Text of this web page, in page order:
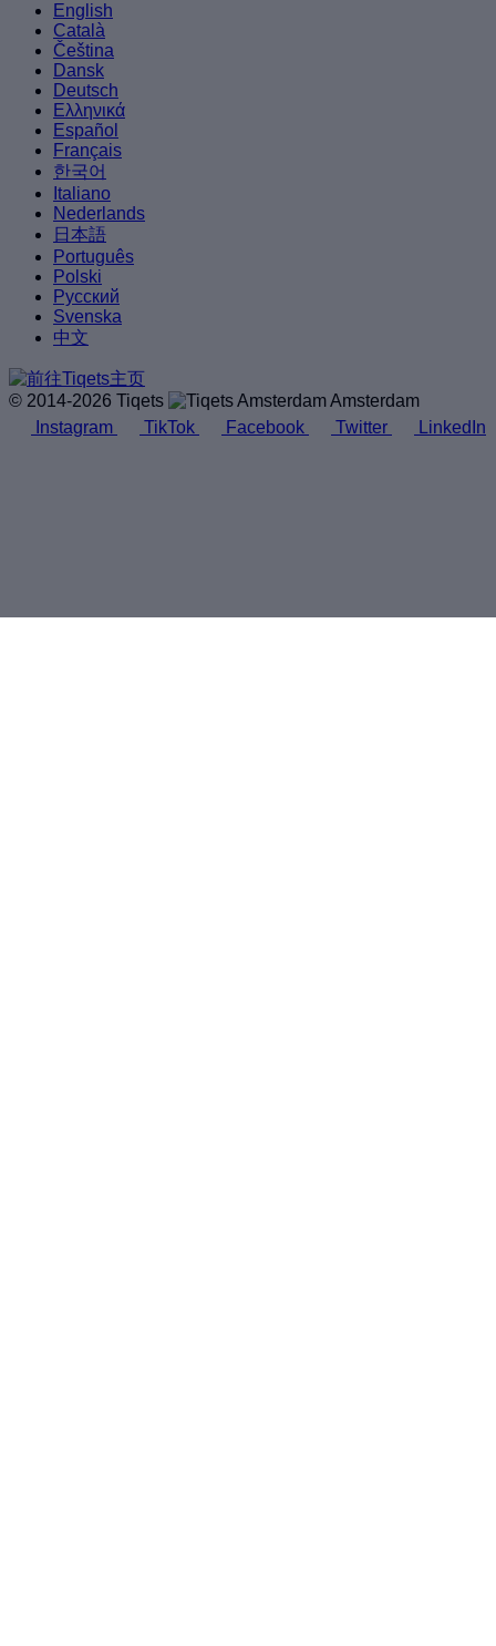
English
Català
Čeština
Dansk
Deutsch
Ελληνικά
Español
Français
한국어
Italiano
Nederlands
日本語
Português
Polski
Русский
Svenska
中文
© 2014-2026 Tiqets
Amsterdam
Instagram
TikTok Facebook Twitter LinkedIn